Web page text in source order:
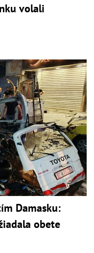
volali
Damasku:
obete